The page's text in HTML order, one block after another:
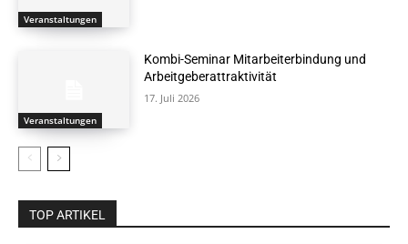
Veranstaltungen
Veranstaltungen
Kombi-Seminar Mitarbeiterbindung und
Arbeitgeberattraktivität
17. Juli 2026
TOP ARTIKEL